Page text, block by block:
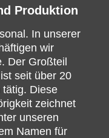
Produktion
In unserer
wir
Der Großteil
seit über 20
Diese
zeichnet
unseren
Namen für